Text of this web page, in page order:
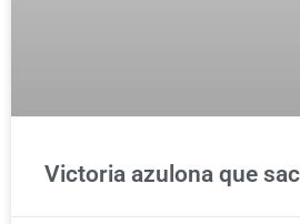
Victoria azulona que